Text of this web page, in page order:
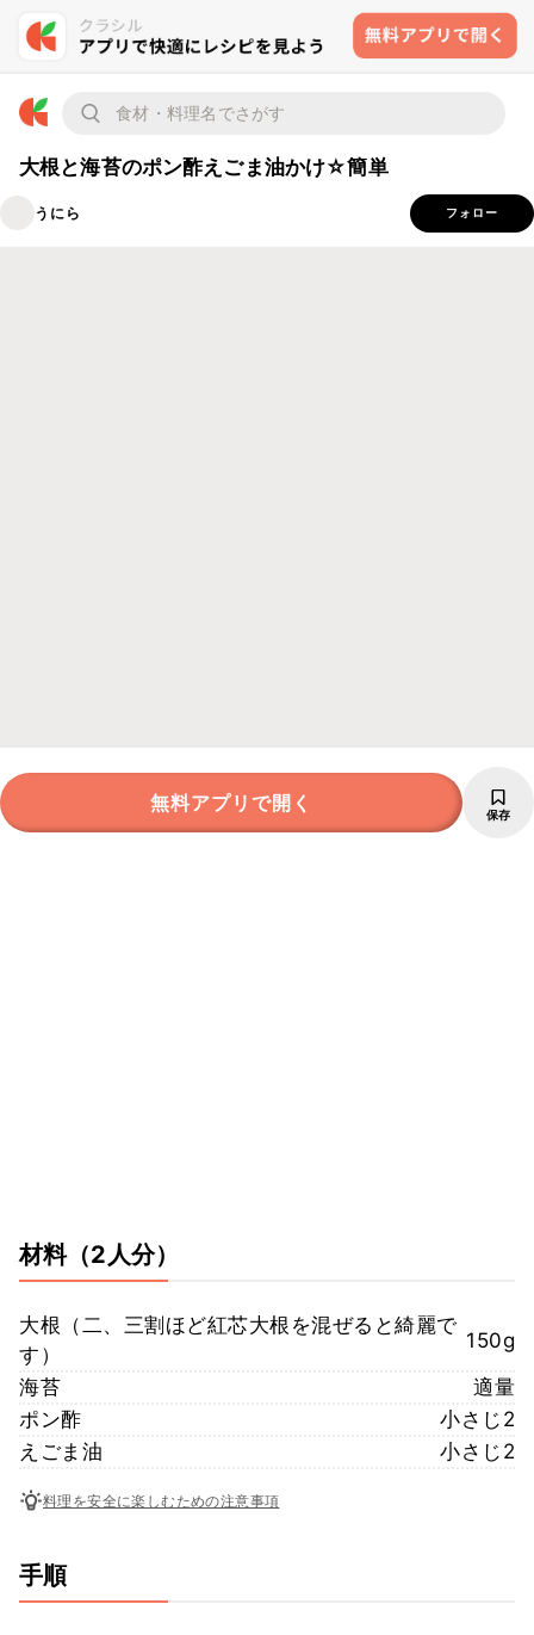
大根と海苔のポン酢えごま油かけ☆簡単
うにら フォロー
無料アプリで開く 保存
材料（2人分）
大根（二、三割ほど紅芯大根を混ぜると綺麗で
す）
150g
海苔
適量
ポン酢
小さじ2
えごま油
小さじ2
料理を安全に楽しむための注意事項
手順